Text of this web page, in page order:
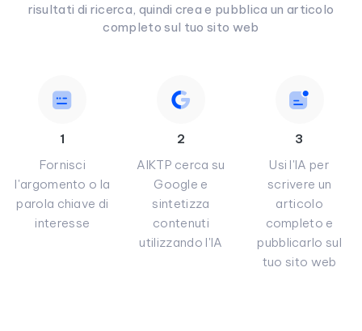
risultati di ricerca, quindi crea e pubblica un articolo
completo sul tuo sito web
1
Fornisci
l'argomento o la
parola chiave di
interesse
2
AIKTP cerca su
Google e
sintetizza
contenuti
utilizzando l'IA
3
Usi l'IA per
scrivere un
articolo
completo e
pubblicarlo sul
tuo sito web